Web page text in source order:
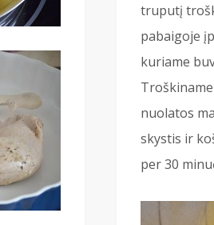
truputį
pabaigoje
kuriame
nuolatos
skystis ir
per 30